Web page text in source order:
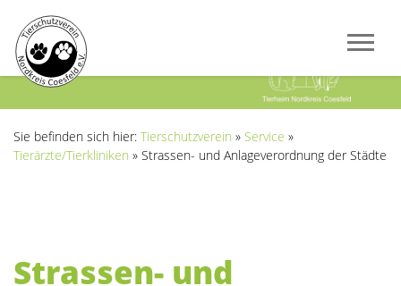
Sie befinden sich hier: Tierschutzverein » Service »
Tierärzte/Tierkliniken » Strassen- und Anlageverordnung der Städte
Strassen- und